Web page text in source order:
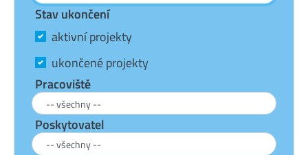
Stav ukončení
aktivní projekty
ukončené projekty
Pracoviště
Poskytovatel